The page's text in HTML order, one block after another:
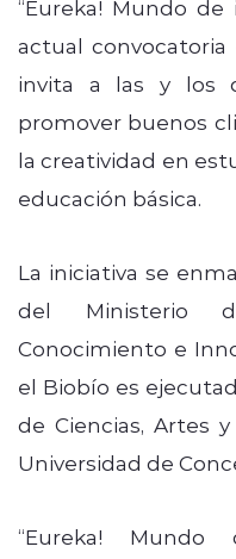
“Eureka! Mundo
actual
invita a las y los
promover buenos
la creatividad en
educación básica.
La iniciativa se
del Ministerio
Conocimiento e
el Biobío es
de Ciencias, Artes
Universidad de
“Eureka!